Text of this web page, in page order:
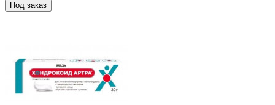
Под заказ